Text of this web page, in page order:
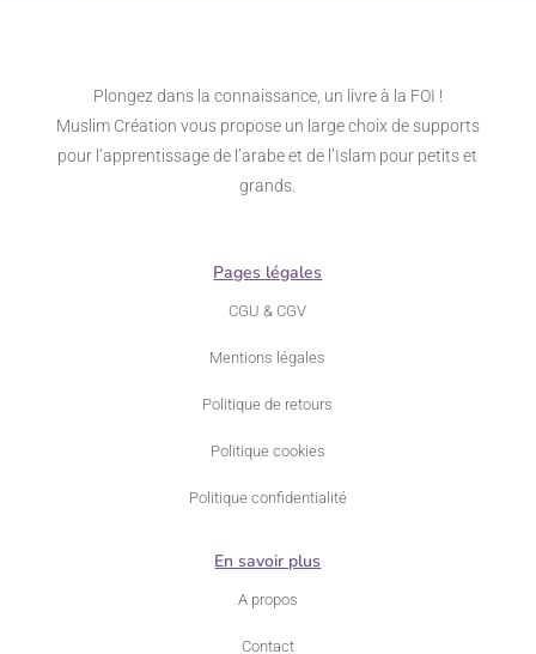
Plongez dans la connaissance, un livre à la FOI !
Muslim Création vous propose un large choix de supports
pour l’apprentissage de l’arabe et de l’Islam pour petits et
grands.
Pages légales
CGU & CGV
Mentions légales
Politique de retours
Politique cookies
Politique confidentialité
En savoir plus
A propos
Contact